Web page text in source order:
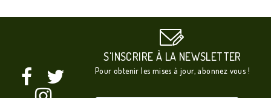
S'INSCRIRE À LA NEWSLETTER
Pour obtenir les mises à jour, abonnez vous !